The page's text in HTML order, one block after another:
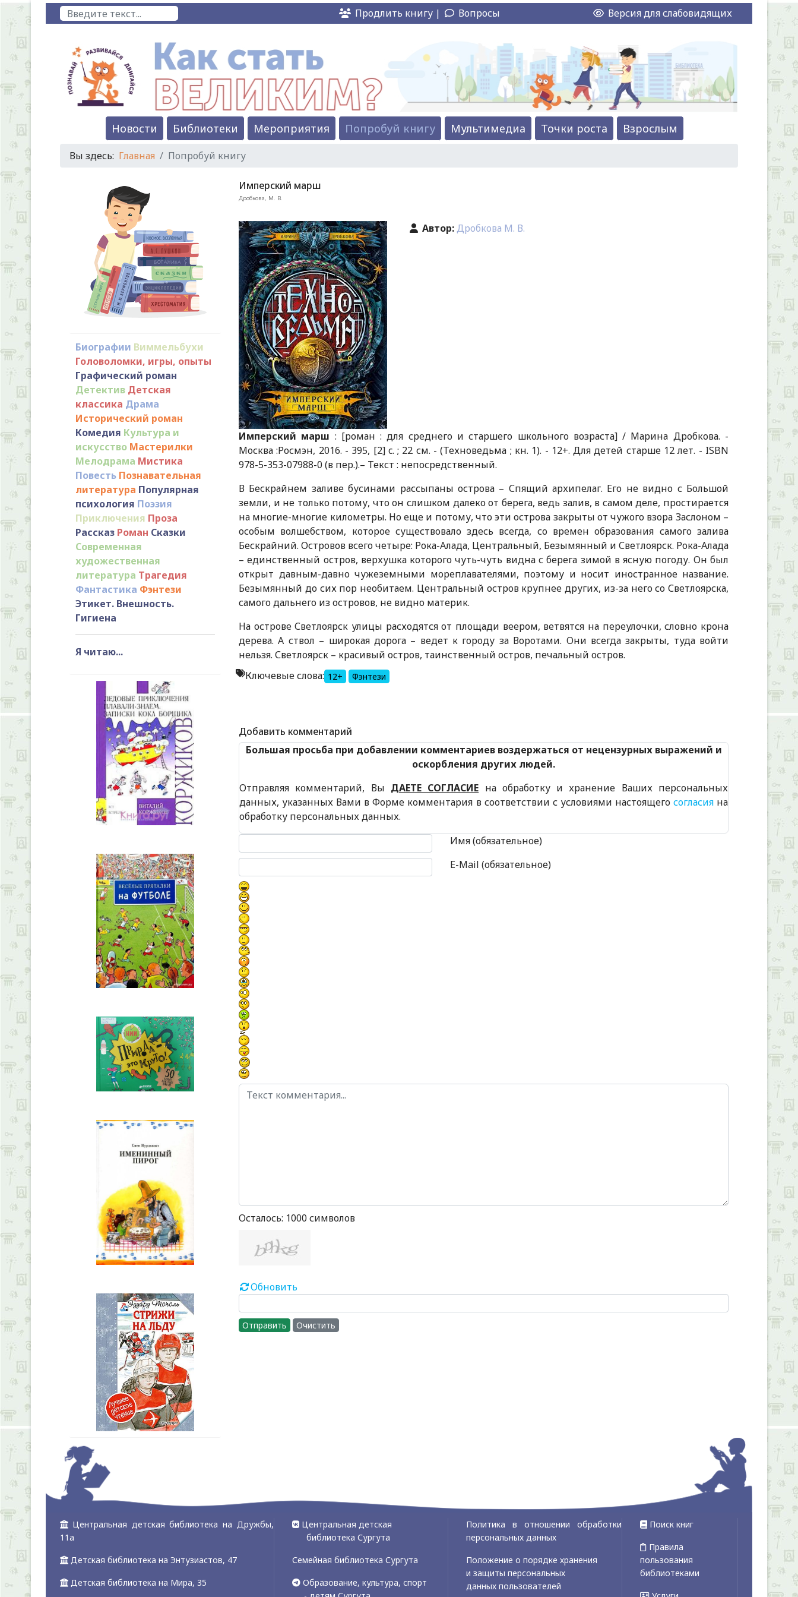
Поиск Продлить книгу | Вопросы Версия для слабовидящих
Новости Библиотеки Мероприятия Попробуй книгу Мультимедиа Точки роста Взрослым
Вы здесь: Главная Попробуй книгу
Биографии Виммельбухи
Головоломки, игры, опыты
Графический роман
Детектив Детская
классика Драма
Исторический роман
Комедия Культура и
искусство Мастерилки
Мелодрама Мистика
Повесть Познавательная
литература Популярная
психология Поэзия
Приключения Проза
Рассказ Роман Сказки
Современная
художественная
литература Трагедия
Фантастика Фэнтези
Этикет. Внешность.
Гигиена
Я читаю...
Имперский марш
Дробкова, М. В.
Автор:Дробкова М. В.
Имперский марш : [роман : для среднего и старшего школьного возраста] / Марина Дробкова. -
Москва :Росмэн, 2016. - 395, [2] c. ; 22 см. - (Техноведьма ; кн. 1). - 12+. Для детей старше 12 лет. - ISBN
978-5-353-07988-0 (в пер.).– Текст : непосредственный.
В Бескрайнем заливе бусинами рассыпаны острова – Спящий архипелаг. Его не видно с Большой
земли, и не только потому, что он слишком далеко от берега, ведь залив, в самом деле, простирается
на многие-многие километры. Но еще и потому, что эти острова закрыты от чужого взора Заслоном –
особым волшебством, которое существовало здесь всегда, со времен образования самого залива
Бескрайний. Островов всего четыре: Рока-Алада, Центральный, Безымянный и Светлоярск. Рока-Алада
– единственный остров, верхушка которого чуть-чуть видна с берега зимой в ясную погоду. Он был
открыт давным-давно чужеземными мореплавателями, поэтому и носит иностранное название.
Безымянный до сих пор необитаем. Центральный остров крупнее других, из-за него со Светлоярска,
самого дальнего из островов, не видно материк.
На острове Светлоярск улицы расходятся от площади веером, ветвятся на переулочки, словно крона
дерева. А ствол – широкая дорога – ведет к городу за Воротами. Они всегда закрыты, туда войти
нельзя. Светлоярск – красивый остров, таинственный остров, печальный остров.
Ключевые слова: 12+ Фэнтези
Добавить комментарий
Большая просьба при добавлении комментариев воздержаться от нецензурных выражений и
оскорбления других людей.
Отправляя комментарий, Вы ДАЕТЕ СОГЛАСИЕ на обработку и хранение Ваших персональных
данных, указанных Вами в Форме комментария в соответствии с условиями настоящего согласияна
обработку персональных данных.
Имя (обязательное)
E-Mail (обязательное)
Текст комментария
Осталось: 1000 символов
Обновить
Отправить Очистить
Центральная детская библиотека на Дружбы,
11а
Детская библиотека на Энтузиастов, 47
Детская библиотека на Мира, 35
Центральная детская
библиотека Сургута
Семейная библиотека Сургута
Образование, культура, спорт
Политика в отношении обработки
персональных данных
Положение о порядке хранения
и защиты персональных
данных пользователей
Поиск книг
Правила
пользования
библиотеками